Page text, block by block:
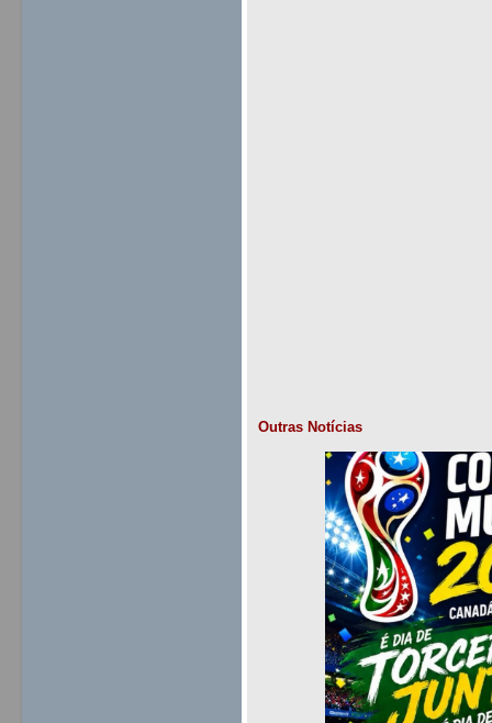
Outras Notícias